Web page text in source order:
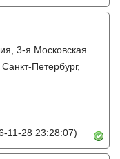
3-я Московская
Петербург,
11-28 23:28:07)